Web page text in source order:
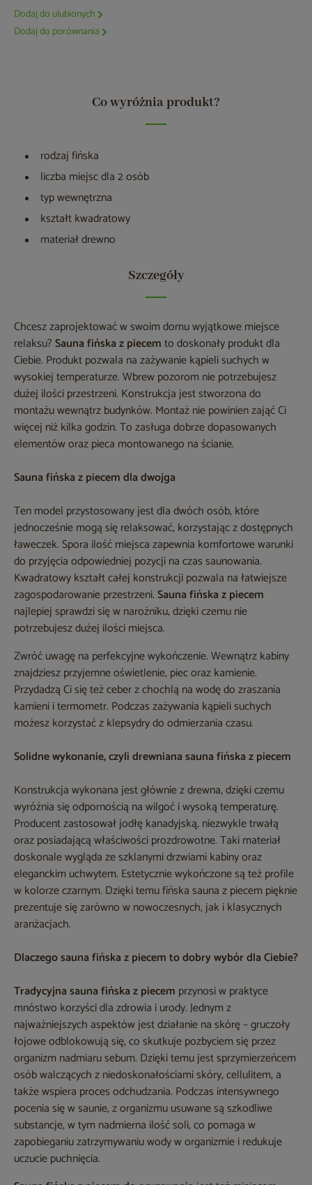
Dodaj do ulubionych
Dodaj do porównania
Co wyróżnia produkt?
rodzaj fińska
liczba miejsc dla 2 osób
typ wewnętrzna
kształt kwadratowy
materiał drewno
Szczegóły
Chcesz zaprojektować w swoim domu wyjątkowe miejsce
relaksu?Sauna fińska z piecemto doskonały produkt dla
Ciebie. Produkt pozwala na zażywanie kąpieli suchych w
wysokiej temperaturze. Wbrew pozorom nie potrzebujesz
dużej ilości przestrzeni. Konstrukcja jest stworzona do
montażu wewnątrz budynków. Montaż nie powinien zająć Ci
więcej niż kilka godzin. To zasługa dobrze dopasowanych
elementów oraz pieca montowanego na ścianie.
Sauna fińska z piecem dla dwojga
Ten model przystosowany jest dla dwóch osób, które
jednocześnie mogą się relaksować, korzystając z dostępnych
ławeczek. Spora ilość miejsca zapewnia komfortowe warunki
do przyjęcia odpowiedniej pozycji na czas saunowania.
Kwadratowy kształt całej konstrukcji pozwala na łatwiejsze
zagospodarowanie przestrzeni.Sauna fińska z piecem
najlepiej sprawdzi się w narożniku, dzięki czemu nie
potrzebujesz dużej ilości miejsca.
Zwróć uwagę na perfekcyjne wykończenie. Wewnątrz kabiny
znajdziesz przyjemne oświetlenie, piec oraz kamienie.
Przydadzą Ci się też ceber z chochlą na wodę do zraszania
kamieni i termometr. Podczas zażywania kąpieli suchych
możesz korzystać z klepsydry do odmierzania czasu.
Solidne wykonanie, czyli drewniana sauna fińska z piecem
Konstrukcja wykonana jest głównie z drewna, dzięki czemu
wyróżnia się odpornością na wilgoć i wysoką temperaturę.
Producent zastosował jodłę kanadyjską, niezwykle trwałą
oraz posiadającą właściwości prozdrowotne. Taki materiał
doskonale wygląda ze szklanymi drzwiami kabiny oraz
eleganckim uchwytem. Estetycznie wykończone są też profile
w kolorze czarnym. Dzięki temu fińska sauna z piecem pięknie
prezentuje się zarówno w nowoczesnych, jak i klasycznych
aranżacjach.
Dlaczego sauna fińska z piecem to dobry wybór dla Ciebie?
Tradycyjna sauna fińska z piecem przynosi w praktyce
mnóstwo korzyści dla zdrowia i urody. Jednym z
najważniejszych aspektów jest działanie na skórę – gruczoły
łojowe odblokowują się, co skutkuje pozbyciem się przez
organizm nadmiaru sebum. Dzięki temu jest sprzymierzeńcem
osób walczących z niedoskonałościami skóry, cellulitem, a
także wspiera proces odchudzania. Podczas intensywnego
pocenia się w saunie, z organizmu usuwane są szkodliwe
substancje, w tym nadmierna ilość soli, co pomaga w
zapobieganiu zatrzymywaniu wody w organizmie i redukuje
uczucie puchnięcia.